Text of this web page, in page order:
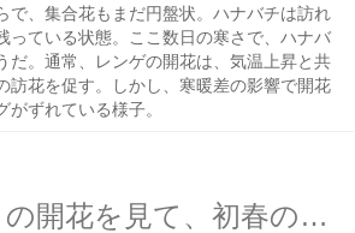
で、集合花もまだ円盤状。ハナバチは訪れ
っている状態。ここ数日の寒さで、ハナバ
だ。通常、レンゲの開花は、気温上昇と共
訪花を促す。しかし、寒暖差の影響で開花
がずれている様子。
ソメイヨシノの開花を見て、初春の葉の展開を考える